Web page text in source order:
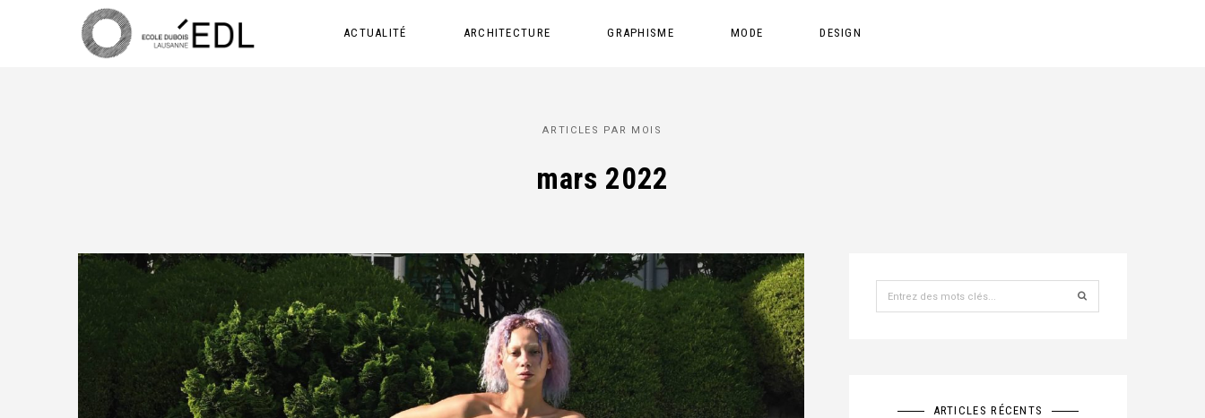
ACTUALITÉ ARCHITECTURE GRAPHISME MODE DESIGN
ARTICLES PAR MOIS
mars 2022
ARTICLES RÉCENTS